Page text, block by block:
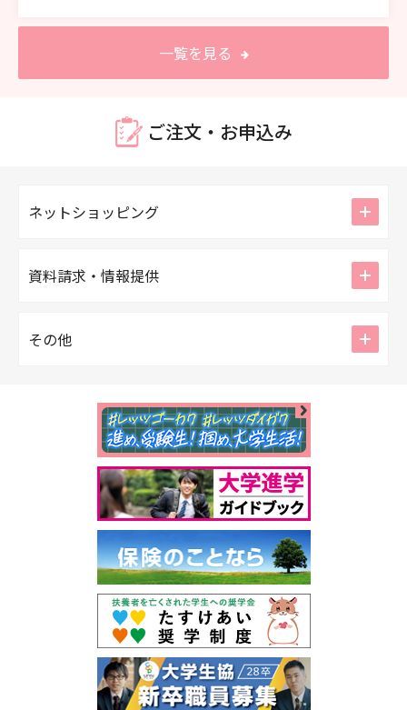
一覧を見る
ご注文・お申込み
ネットショッピング
資料請求・情報提供
その他